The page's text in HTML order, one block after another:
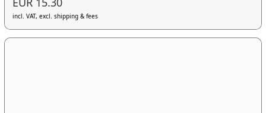
incl. VAT, excl. shipping & fees